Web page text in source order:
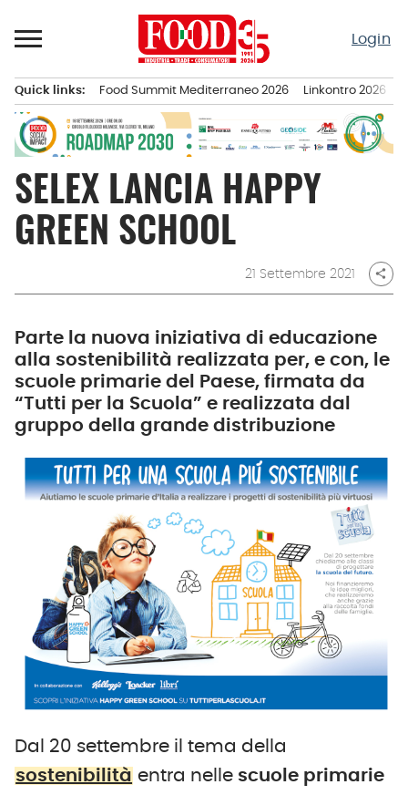
al
Login
principale
Quick links: Food Summit Mediterraneo 2026 Linkontro 2026
SELEX LANCIA HAPPY
GREEN SCHOOL
21 Settembre 2021 share
Parte la nuova iniziativa di educazione
alla sostenibilità realizzata per, e con, le
scuole primarie del Paese, firmata da
“Tutti per la Scuola” e realizzata dal
gruppo della grande distribuzione
Dal 20 settembre il tema della
sostenibilità entra nelle scuole primarie